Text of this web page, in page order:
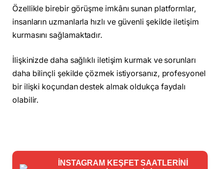
Özellikle birebir görüşme imkânı sunan platformlar,
insanların uzmanlarla hızlı ve güvenli şekilde iletişim
kurmasını sağlamaktadır.
İlişkinizde daha sağlıklı iletişim kurmak ve sorunları
daha bilinçli şekilde çözmek istiyorsanız, profesyonel
bir ilişki koçundan destek almak oldukça faydalı
olabilir.
İNSTAGRAM KEŞFET SAATLERİNİ